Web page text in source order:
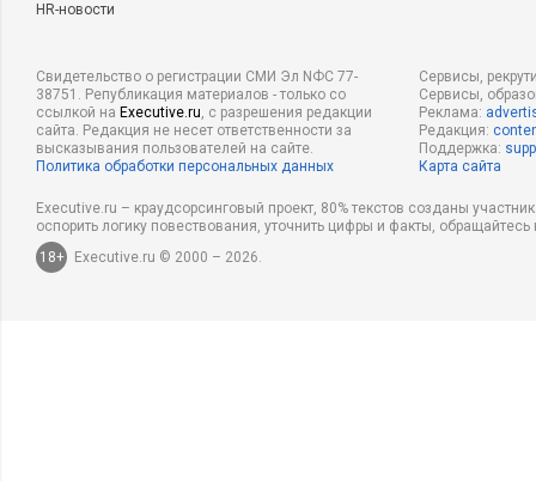
HR-новости
Свидетельство о регистрации СМИ Эл NФС 77-
38751. Републикация материалов - только со
ссылкой на Executive.ru, с разрешения редакции
сайта. Редакция не несет ответственности за
высказывания пользователей на сайте.
Политика обработки персональных данных
Сервисы,
Сервисы,
Реклама:
Редакция:
Поддержка:
Карта сайта
Executive.ru – краудсорсинговый проект, 80% текстов созданы
оспорить логику повествования, уточнить цифры и факты,
18+
Executive.ru © 2000 – 2026.